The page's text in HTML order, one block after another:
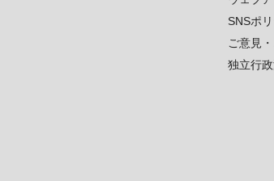
SNSポ
ご意見
独立行